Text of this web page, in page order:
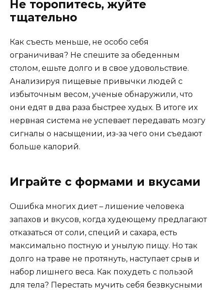
Не торопитесь, жуйте
тщательно
Как съесть меньше, не особо себя
ограничивая? Не спешите за обеденным
столом, ешьте долго и в свое удовольствие.
Анализируя пищевые привычки людей с
избыточным весом, ученые обнаружили, что
они едят в два раза быстрее худых. В итоге их
нервная система не успевает передавать мозгу
сигналы о насыщении, из-за чего они съедают
больше калорий.
Играйте с формами и вкусами
Ошибка многих диет – лишение человека
запахов и вкусов, когда худеющему предлагают
отказаться от соли, специй и сахара, есть
максимально постную и унылую пищу. Но так
долго на траве не протянуть, наступает срыв и
набор лишнего веса. Как похудеть с пользой
для тела? Перестать мучить себя безвкусными